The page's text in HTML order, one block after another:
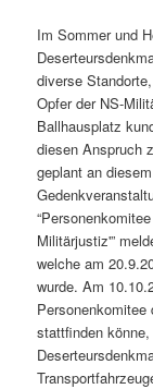
Im Sommer und
diverse
Opfer der NS-
Ballhausplatz
diesen Anspruch
geplant an
Militärjustiz'”
welche am
wurde. Am
stattfinden